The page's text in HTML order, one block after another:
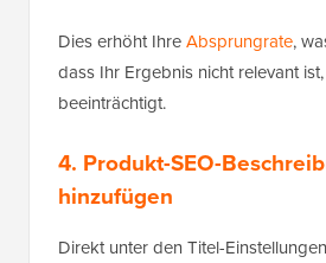
Dies erhöht IhreAbsprungrate,
dass Ihr Ergebnis nicht relevant
beeinträchtigt.
4. Produkt-SEO-
hinzufügen
Direkt unter den Titel-